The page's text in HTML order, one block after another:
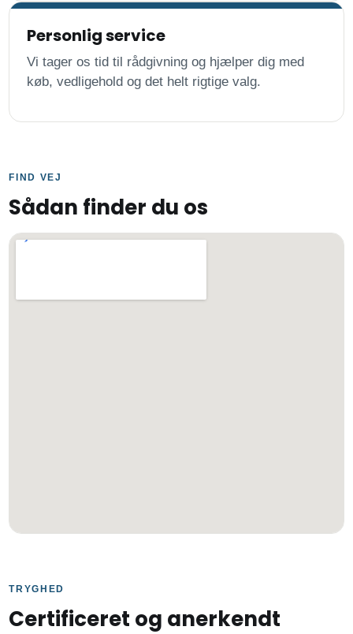
Personlig service
Vi tager os tid til rådgivning og hjælper dig med
køb, vedligehold og det helt rigtige valg.
FIND VEJ
Sådan finder du os
TRYGHED
Certificeret og anerkendt